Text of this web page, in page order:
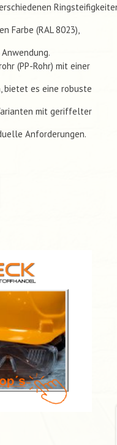
Farbe (RAL 8023),
(PP-Rohr) mit einer
bietet es eine robuste
mit geriffelter
Anforderungen.